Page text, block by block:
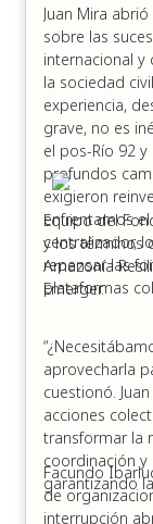
Juan Mira
sobre las
internacional y
la sociedad
experiencia,
grave, no es
el pos-Río 92
profundos
exigieron
enfrentamos
centralizador,
repensar las
plataformas
Equipo del
y los términos
Amazonía
Emerger.
aprovecharla
cuestionó.
acciones
transformar la
coordinación
garantizando
Facundo
de
interrupción